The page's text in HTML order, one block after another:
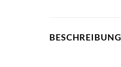
BESCHREIBUNG